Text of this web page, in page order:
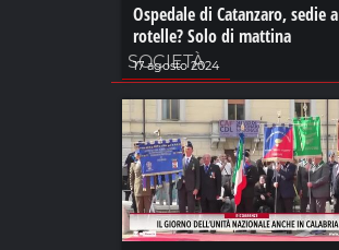
Ospedale di Catanzaro, sedie a
rotelle? Solo di mattina
17 agosto 2024
SOCIETÀ